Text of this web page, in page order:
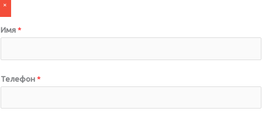
×
Имя*
Телефон*